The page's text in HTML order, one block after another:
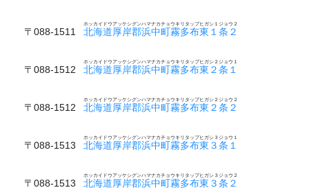
〒088-1511 北海道厚岸郡浜中町霧多布東１条２
ホッカイドウアッケシグンハマナカチョウキリタップヒガシ１ジョウ２
〒088-1512 北海道厚岸郡浜中町霧多布東２条１
ホッカイドウアッケシグンハマナカチョウキリタップヒガシ２ジョウ１
〒088-1512 北海道厚岸郡浜中町霧多布東２条２
ホッカイドウアッケシグンハマナカチョウキリタップヒガシ２ジョウ２
〒088-1513 北海道厚岸郡浜中町霧多布東３条１
ホッカイドウアッケシグンハマナカチョウキリタップヒガシ３ジョウ１
〒088-1513 北海道厚岸郡浜中町霧多布東３条２
ホッカイドウアッケシグンハマナカチョウキリタップヒガシ３ジョウ２